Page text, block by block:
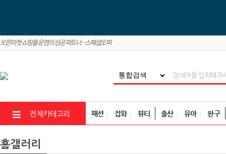
전체카테고리 패션 잡화 뷰티 출산 유아 완구
홈갤러리